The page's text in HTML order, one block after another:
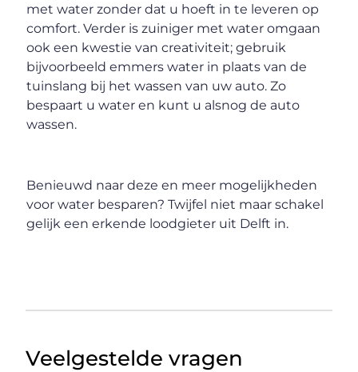
met water zonder dat u hoeft in te leveren op
comfort. Verder is zuiniger met water omgaan
ook een kwestie van creativiteit; gebruik
bijvoorbeeld emmers water in plaats van de
tuinslang bij het wassen van uw auto. Zo
bespaart u water en kunt u alsnog de auto
wassen.
Benieuwd naar deze en meer mogelijkheden
voor water besparen? Twijfel niet maar schakel
gelijk een erkende loodgieter uit Delft in.
Veelgestelde vragen